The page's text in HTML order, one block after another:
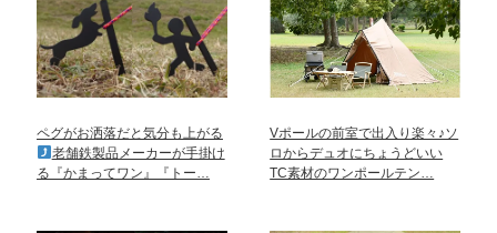
ペグがお洒落だと気分も上がる
老舗鉄製品メーカーが手掛け
る『かまってワン』『トー…
Vポールの前室で出入り楽々♪ソ
ロからデュオにちょうどいい
TC素材のワンポールテン…